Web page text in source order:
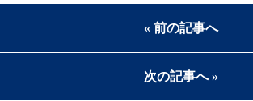
« 前の記事へ
次の記事へ »